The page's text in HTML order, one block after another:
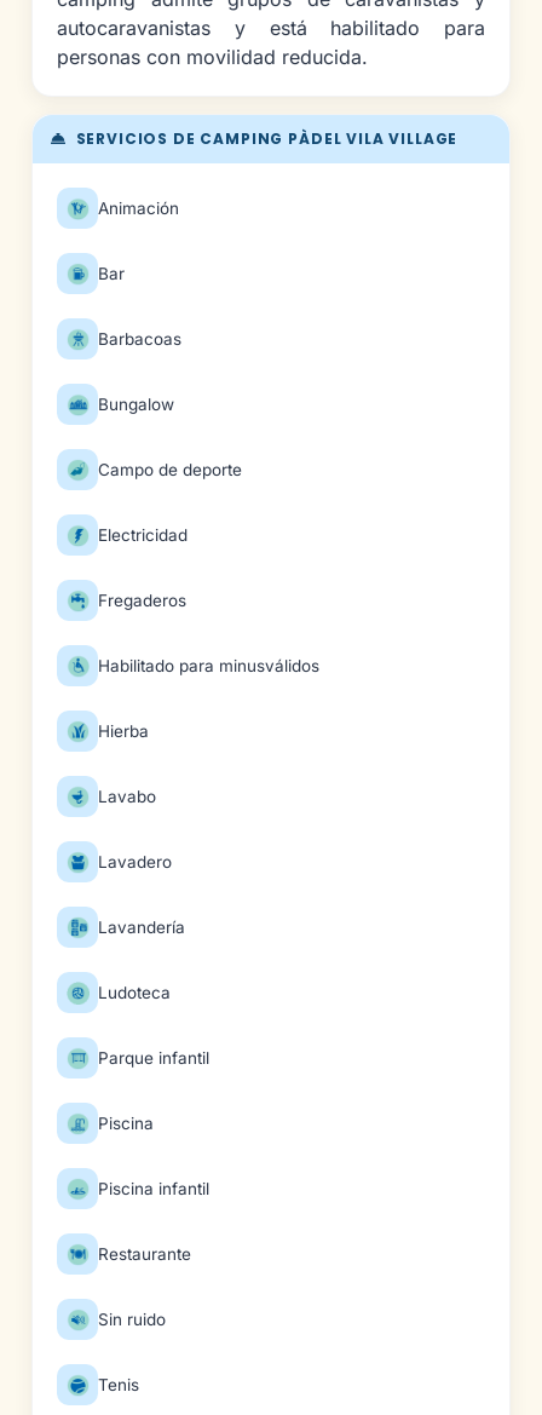
SERVICIOS DE CAMPING PÀDEL VILA VILLAGE
Animación
Bar
Barbacoas
Bungalow
Campo de deporte
Electricidad
Fregaderos
Habilitado para minusválidos
Hierba
Lavabo
Lavadero
Lavandería
Ludoteca
Parque infantil
Piscina
Piscina infantil
Restaurante
Sin ruido
Tenis
autocaravanistas y está habilitado para
personas con movilidad reducida.